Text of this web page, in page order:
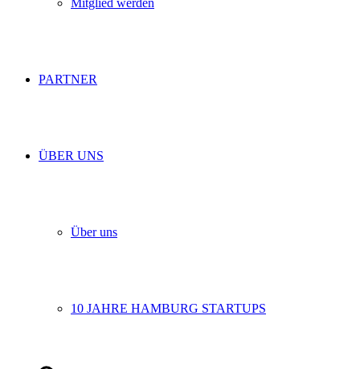
Mitglied werden
PARTNER
ÜBER UNS
Über uns
10 JAHRE HAMBURG STARTUPS